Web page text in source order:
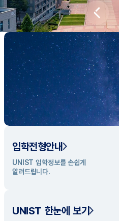
새내기학부에서
전공탐색 프로그램을
적의 전공을 찾아보세
전공탐색 가이드 바로가기
UNIST 학과 소개
UNIST의 개성있는 학과들을
탐색해 보세요
입학전형안내
UNIST 입학정보를 손쉽게
알려드립니다.
UNIST 한눈에 보기